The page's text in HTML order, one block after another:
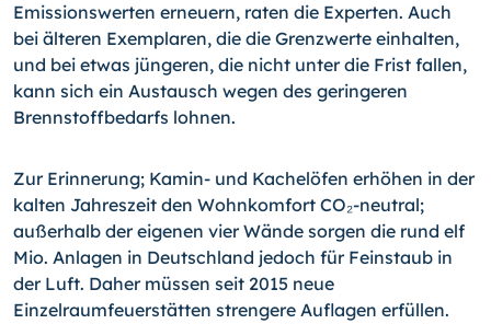
Emissionswerten erneuern, raten die Experten. Auch
bei älteren Exemplaren, die die Grenzwerte einhalten,
und bei etwas jüngeren, die nicht unter die Frist fallen,
kann sich ein Austausch wegen des geringeren
Brennstoffbedarfs lohnen.
Zur Erinnerung; Kamin- und Kachelöfen erhöhen in der
kalten Jahreszeit den Wohnkomfort CO₂-neutral;
außerhalb der eigenen vier Wände sorgen die rund elf
Mio. Anlagen in Deutschland jedoch für Feinstaub in
der Luft. Daher müssen seit 2015 neue
Einzelraumfeuerstätten strengere Auflagen erfüllen.